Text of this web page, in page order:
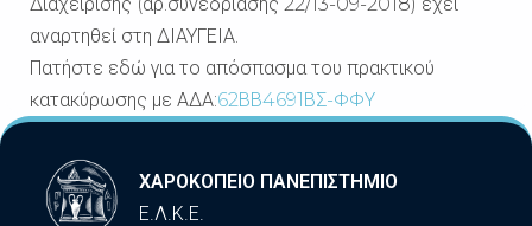
αναρτηθεί στη ΔΙΑΥΓΕΙΑ.
Πατήστε εδώ για το απόσπασμα του πρακτικού
κατακύρωσης με ΑΔΑ:62ΒΒ4691ΒΣ-ΦΦΥ
ΧΑΡΟΚΟΠΕΙΟ ΠΑΝΕΠΙΣΤΗΜΙΟ
Ε.Λ.Κ.Ε.